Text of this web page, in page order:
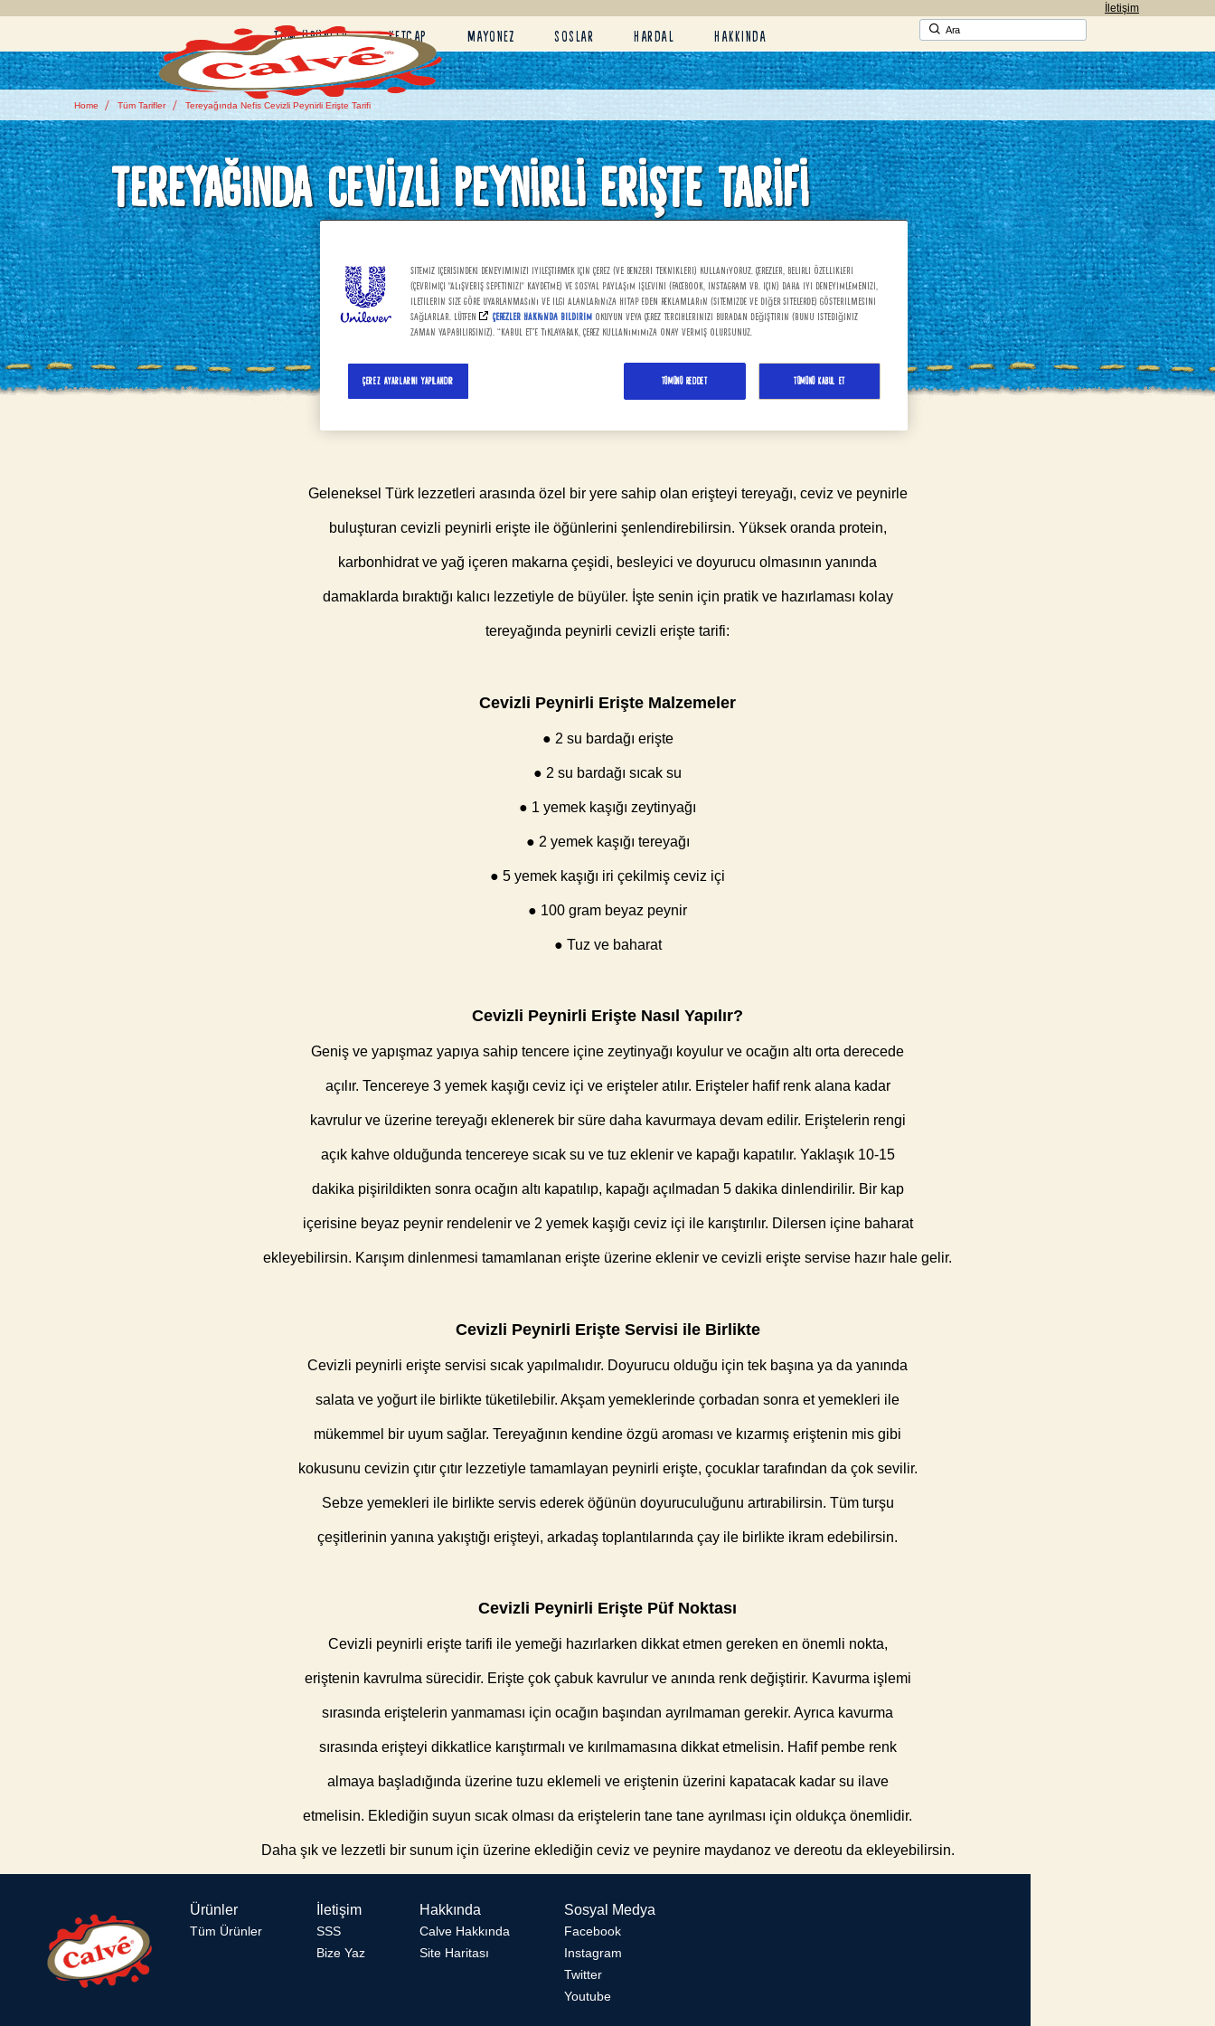
İletişim
TÜM ÜRÜNLER KETÇAP MAYONEZ SOSLAR HARDAL HAKKINDA Ara
Home Tüm Tarifler Tereyağında Nefis Cevizli Peynirli Erişte Tarifi
TEREYAĞINDA CEVIZLI PEYNIRLI ERIŞTE TARIFI
Geleneksel Türk lezzetleri arasında özel bir yere sahip olan erişteyi tereyağı, ceviz ve peynirle
buluşturan cevizli peynirli erişte ile öğünlerini şenlendirebilirsin. Yüksek oranda protein,
karbonhidrat ve yağ içeren makarna çeşidi, besleyici ve doyurucu olmasının yanında
damaklarda bıraktığı kalıcı lezzetiyle de büyüler. İşte senin için pratik ve hazırlaması kolay
tereyağında peynirli cevizli erişte tarifi:
Cevizli Peynirli Erişte Malzemeler
● 2 su bardağı erişte
● 2 su bardağı sıcak su
● 1 yemek kaşığı zeytinyağı
● 2 yemek kaşığı tereyağı
● 5 yemek kaşığı iri çekilmiş ceviz içi
● 100 gram beyaz peynir
● Tuz ve baharat
Cevizli Peynirli Erişte Nasıl Yapılır?
Geniş ve yapışmaz yapıya sahip tencere içine zeytinyağı koyulur ve ocağın altı orta derecede
açılır. Tencereye 3 yemek kaşığı ceviz içi ve erişteler atılır. Erişteler hafif renk alana kadar
kavrulur ve üzerine tereyağı eklenerek bir süre daha kavurmaya devam edilir. Eriştelerin rengi
açık kahve olduğunda tencereye sıcak su ve tuz eklenir ve kapağı kapatılır. Yaklaşık 10-15
dakika pişirildikten sonra ocağın altı kapatılıp, kapağı açılmadan 5 dakika dinlendirilir. Bir kap
içerisine beyaz peynir rendelenir ve 2 yemek kaşığı ceviz içi ile karıştırılır. Dilersen içine baharat
ekleyebilirsin. Karışım dinlenmesi tamamlanan erişte üzerine eklenir ve cevizli erişte servise hazır hale gelir.
Cevizli Peynirli Erişte Servisi ile Birlikte
Cevizli peynirli erişte servisi sıcak yapılmalıdır. Doyurucu olduğu için tek başına ya da yanında
salata ve yoğurt ile birlikte tüketilebilir. Akşam yemeklerinde çorbadan sonra et yemekleri ile
mükemmel bir uyum sağlar. Tereyağının kendine özgü aroması ve kızarmış eriştenin mis gibi
kokusunu cevizin çıtır çıtır lezzetiyle tamamlayan peynirli erişte, çocuklar tarafından da çok sevilir.
Sebze yemekleri ile birlikte servis ederek öğünün doyuruculuğunu artırabilirsin. Tüm turşu
çeşitlerinin yanına yakıştığı erişteyi, arkadaş toplantılarında çay ile birlikte ikram edebilirsin.
Cevizli Peynirli Erişte Püf Noktası
Cevizli peynirli erişte tarifi ile yemeği hazırlarken dikkat etmen gereken en önemli nokta,
eriştenin kavrulma sürecidir. Erişte çok çabuk kavrulur ve anında renk değiştirir. Kavurma işlemi
sırasında eriştelerin yanmaması için ocağın başından ayrılmaman gerekir. Ayrıca kavurma
sırasında erişteyi dikkatlice karıştırmalı ve kırılmamasına dikkat etmelisin. Hafif pembe renk
almaya başladığında üzerine tuzu eklemeli ve eriştenin üzerini kapatacak kadar su ilave
etmelisin. Eklediğin suyun sıcak olması da eriştelerin tane tane ayrılması için oldukça önemlidir.
Daha şık ve lezzetli bir sunum için üzerine eklediğin ceviz ve peynire maydanoz ve dereotu da ekleyebilirsin.
Ürünler
Tüm Ürünler
İletişim
SSS
Bize Yaz
Hakkında
Calve Hakkında
Site Haritası
Sosyal Medya
Facebook
Instagram
Twitter
Youtube
Sitemiz içerisindeki deneyiminizi iyileştirmek için çerez (ve benzeri teknikleri) kullanıyoruz. Çerezler, belirli özellikleri
(çevrimiçi "alışveriş sepetinizi" kaydetme) ve sosyal paylaşım işlevini (Facebook, Instagram vb. için) daha iyi deneyimlemenizi,
iletilerin size göre uyarlanmasını ve ilgi alanlarınıza hitap eden reklamların (sitemizde ve diğer sitelerde) gösterilmesini
sağlarlar. Lütfen
Çerezler Hakkında Bildirim okuyun veya çerez tercihlerinizi buradan değiştirin (bunu istediğiniz
zaman yapabilirsiniz). “Kabul et”e tıklayarak, çerez kullanımımıza onay vermiş olursunuz.
Çerez Ayarlarını Yapılandır Tümünü Reddet Tümünü Kabul Et